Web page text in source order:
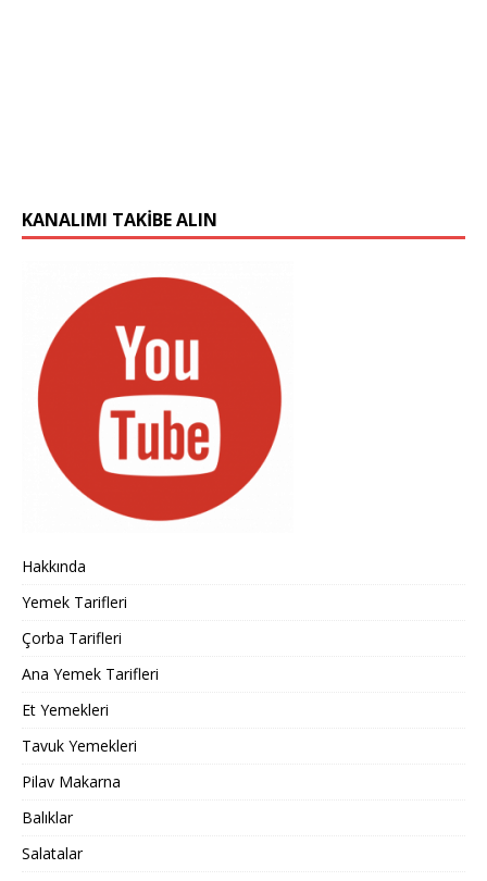
KANALIMI TAKIBE ALIN
Hakkında
Yemek Tarifleri
Çorba Tarifleri
Ana Yemek Tarifleri
Et Yemekleri
Tavuk Yemekleri
Pilav Makarna
Balıklar
Salatalar